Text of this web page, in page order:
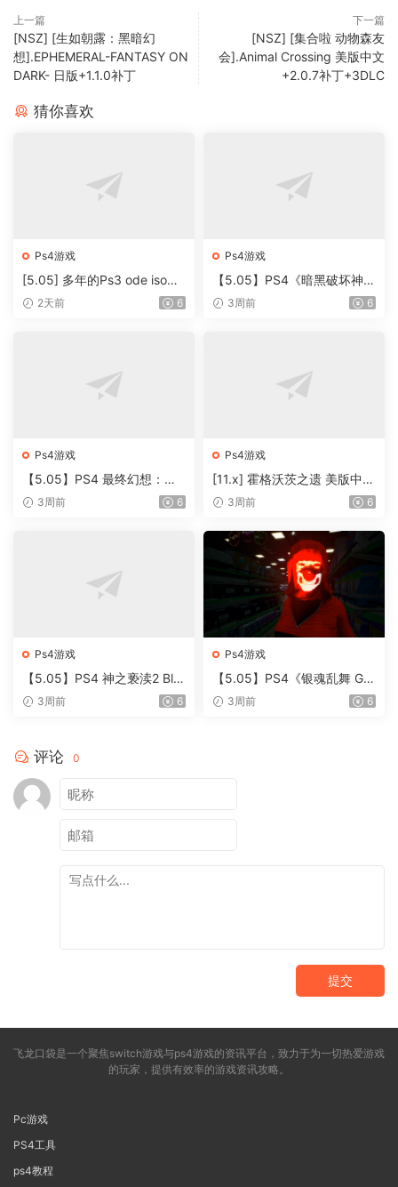
上一篇
[NSZ] [生如朝露：黑暗幻
想].EPHEMERAL-FANTASY ON
DARK- 日版+1.1.0补丁
下一篇
[NSZ] [集合啦 动物森友
会].Animal Crossing 美版中文
+2.0.7补丁+3DLC
猜你喜欢
Ps4游戏
[5.05] 多年的Ps3 ode iso资
源 想起来发给网站 很多稀有
2天前 6
Ps4游戏
【5.05】PS4《暗黑破坏神
2：狱火重生》CUSA28305
3周前 6
Ps4游戏
【5.05】PS4 最终幻想：节
奏剧场 港版中文PKG CUSA3
3周前 6
Ps4游戏
[11.x] 霍格沃茨之遗 美版中文
PKG CUSA12824 v1.06+7D
3周前 6
Ps4游戏
【5.05】PS4 神之亵渎2 Bla
sphemous 2 欧版中文PKG C
3周前 6
Ps4游戏
【5.05】PS4《银魂乱舞 Gin
tama Rumble》中文版pkg下
3周前 6
评论 0
提交
飞龙口袋是一个聚焦switch游戏与ps4游戏的资讯平台，致力于为一切热爱游戏
的玩家，提供有效率的游戏资讯攻略。
Pc游戏
PS4工具
ps4教程